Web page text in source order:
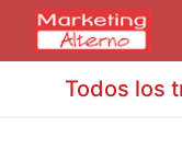
Todos los